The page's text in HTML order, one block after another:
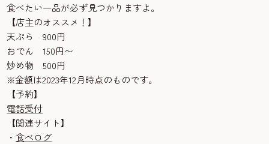
食べたい一品が必ず見つかりますよ。
【店主のオススメ！】
天ぷら 900円
おでん 150円〜
炒め物 500円
※金額は2023年12月時点のものです。
【予約】
電話受付
【関連サイト】
・食べログ